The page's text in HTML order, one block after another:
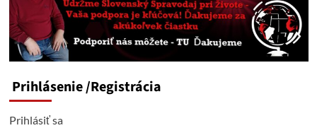
Prihlásenie/Registrácia
Prihlásiť sa